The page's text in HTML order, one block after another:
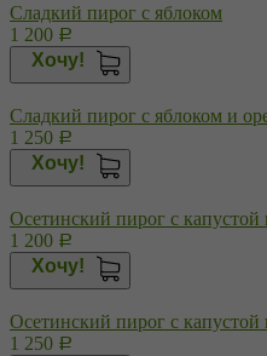
Сладкий пирог с яблоком
1 200 Р
Хочу!
Сладкий пирог с яблоком и
1 250 Р
Хочу!
Осетинский пирог с
1 200 Р
Хочу!
Осетинский пирог с капустой
1 250 Р